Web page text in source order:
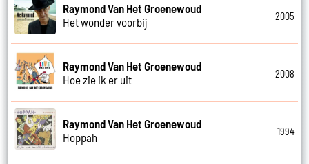
Raymond Van Het Groenewoud
Het wonder voorbij
2005
Raymond Van Het Groenewoud
Hoe zie ik er uit
2008
Raymond Van Het Groenewoud
Hoppah
1994